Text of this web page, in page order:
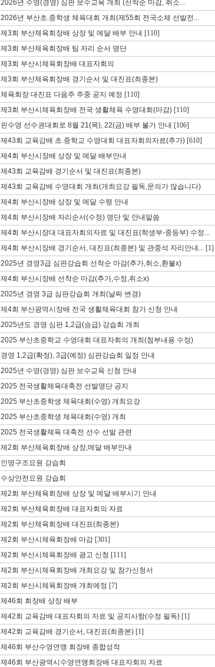
2026년 수영(경영) 심판 보수교육 개최 (선착순 마감, 취소...
2026년 부산초.중학생 체육대회 개최(제55회 전국소체 선발전...
제3회 부산체육회장배 상장 및 메달 배부 안내 [110]
제3회 부산체육회장배 팀 자리 순서 명단
제3회 부산시체육회장배 대표자회의
제3회 부산체육회장배 경기순서 및 대진표(최종본)
체육회장 대진표 다음주 주중 공지 예정 [110]
제3회 부산시체육회장배 전국 생활체육 수영대회(마감)[110]
핀수영 선수권대회로 8월 21(목), 22(금) 배부 불가 안내 [106]
제43회 교육감배 초.중학교 수영대회 대표자회의자료(추가)[610]
제4회 부산시장배 상장 및 메달 배부안내
제43회 교육감배 경기순서 및 대진표(최종본)
제43회 교육감배 수영대회 개최(개최요강 필독,문의가 많습니다)
제4회 부산시장배 상장 및 메달 수령 안내
제4회 부산시장배 자리순서(수정) 명단 및 안내말씀
제4회 부산시장대 대표자회의자료 및 대진표(학생부-중등부) 수정...
제4회 부산시장배 경기순서, 대진표(최종본) 및 관중석 자리안내...[1]
2025년 경영3급 심판강습회 선착순 마감(추가,취소,환불x)
제4회 부산시장배 선착순 마감(추가,수정,취소x)
2025년 경영 3급 심판강습회 개최(날짜 변경)
제4회 부산광역시장배 전국 생활체육대회 참가 신청 안내
2025년도 경영 심판 1,2급(승급) 강습회 개최
2025 부산초중학교 수영대회 대표자회의 개최(첨부내용 수정)
경영 1,2급(확정), 3급(예정) 심판강습회 일정 안내
2025년 수영(경영) 심판 보수교육 신청 안내
2025 전국생활체육대축전 선발명단 공지
2025 부산초중학생 체육대회(수영) 개최요강
2025 부산초중학생 체육대회(수영) 개최
2025 전국생활체육 대축전 선수 선발 관련
제2회 부산체육회장배 상장,메달 배부안내
인명구조요원 강습회
수상안전요원 강습회
제2회 부산체육회장배 상장 및 메달 배부시기 안내
제2회 부산체육회장배 대표자회의 자료
제2회 부산체육회장배 대진표(최종본)
제2회 부산시체육회장배 마감[301]
제2회 부산시체육회장배 광고 신청 [111]
제2회 부산시체육회장배 개최요강 및 참가신청서
제2회 부산시체육회장배 개최예정 [7]
제46회 회장배 상장 배부
제42회 교육감배 대표자회의 자료 및 공지사항(수정 필독)[1]
제42회 교육감배 경기순서, 대진표(최종본)[1]
제46회 부산수영연맹 회장배 종합성적
제46회 부산광역시수영연맹회장배 대표자회의 자료